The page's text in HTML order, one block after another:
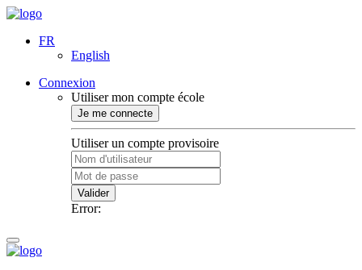
FR
English
Connexion
Utiliser mon compte école
Je me connecte
Utiliser un compte provisoire
Valider
Error: